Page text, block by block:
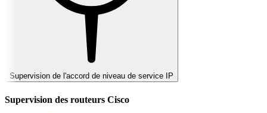
Supervision de l'accord de niveau de service IP
Supervision des routeurs Cisco